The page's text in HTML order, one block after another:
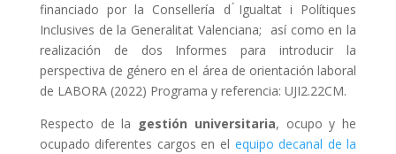
financiado por la Consellería d ́Igualtat i Polítiques
Inclusives de la Generalitat Valenciana; así como en la
realización de dos Informes para introducir la
perspectiva de género en el área de orientación laboral
de LABORA (2022) Programa y referencia: UJI2.22CM.
Respecto de la gestión universitaria, ocupo y he
ocupado diferentes cargos en el equipo decanal de la